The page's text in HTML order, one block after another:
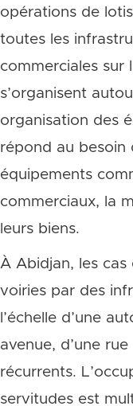
opérations de
toutes les
commerciales sur
s’organisent
organisation des
répond au besoin
équipements
commerciaux, la
leurs biens.
À Abidjan, les cas
voiries par des
l’échelle d’une
avenue, d’une
récurrents.
servitudes est